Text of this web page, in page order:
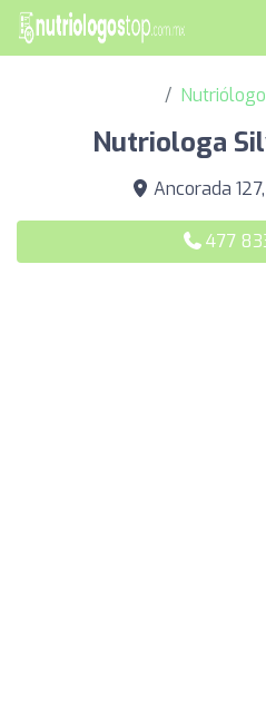
Nutriologa
Ancorada
477